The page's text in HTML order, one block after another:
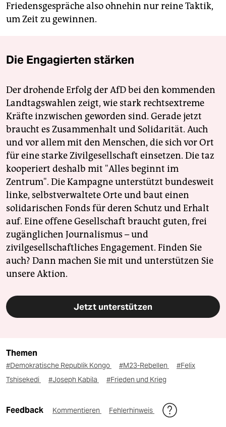
Friedensgespräche also ohnehin nur reine Taktik,
um Zeit zu gewinnen.
Die Engagierten stärken
Der drohende Erfolg der AfD bei den kommenden
Landtagswahlen zeigt, wie stark rechtsextreme
Kräfte inzwischen geworden sind. Gerade jetzt
braucht es Zusammenhalt und Solidarität. Auch
und vor allem mit den Menschen, die sich vor Ort
für eine starke Zivilgesellschaft einsetzen. Die taz
kooperiert deshalb mit "Alles beginnt im
Zentrum". Die Kampagne unterstützt bundesweit
linke, selbstverwaltete Orte und baut einen
solidarischen Fonds für deren Schutz und Erhalt
auf. Eine offene Gesellschaft braucht guten, frei
zugänglichen Journalismus – und
zivilgesellschaftliches Engagement. Finden Sie
auch? Dann machen Sie mit und unterstützen Sie
unsere Aktion.
Jetzt unterstützen
Themen
#Demokratische Republik Kongo #M23-Rebellen
#Felix
Tshisekedi
#Joseph Kabila #Frieden und Krieg
Feedback Kommentieren Fehlerhinweis